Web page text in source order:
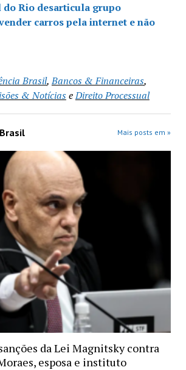
Rio desarticula grupo
carros pela internet e não
Brasil,Bancos & Financeiras,
& NotíciaseDireito Processual
Mais posts em »
da Lei Magnitsky contra
esposa e instituto